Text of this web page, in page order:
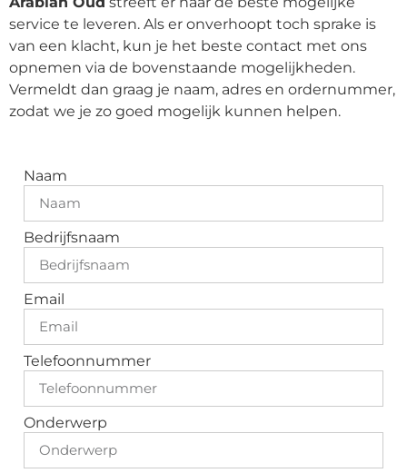
service te leveren. Als er onverhoopt toch sprake is
van een klacht, kun je het beste contact met ons
opnemen via de bovenstaande mogelijkheden.
Vermeldt dan graag je naam, adres en ordernummer,
zodat we je zo goed mogelijk kunnen helpen.
Naam
Bedrijfsnaam
Email
Telefoonnummer
Onderwerp